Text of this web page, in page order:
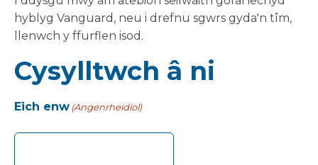
hyblyg Vanguard, neu i drefnu sgwrs gyda'n tîm,
llenwch y ffurflen isod.
Cysylltwch â ni
Eich enw(Angenrheidiol)